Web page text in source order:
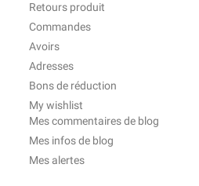
Retours produit
Commandes
Avoirs
Adresses
Bons de réduction
My wishlist
Mes commentaires de blog
Mes infos de blog
Mes alertes